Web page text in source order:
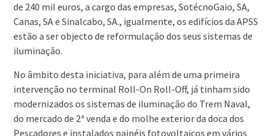
de 240 mil euros, a cargo das empresas, SotécnoGaio, SA,
Canas, SA e Sinalcabo, SA., igualmente, os edifícios da APSS
estão a ser objecto de reformulação dos seus sistemas de
iluminação.
No âmbito desta iniciativa, para além de uma primeira
intervenção no terminal Roll-On Roll-Off, já tinham sido
modernizados os sistemas de iluminação do Trem Naval,
do mercado de 2ª venda e do molhe exterior da doca dos
Pescadores e instalados painéis fotovoltaicos em vários